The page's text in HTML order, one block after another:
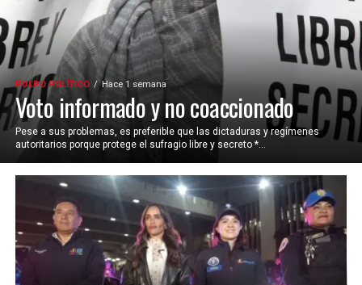
PULPO POLÍTICO Hace 1 semana
Voto informado y no coaccionado
Pese a sus problemas, es preferible que las dictaduras y regímenes
autoritarios porque protege el sufragio libre y secreto *...